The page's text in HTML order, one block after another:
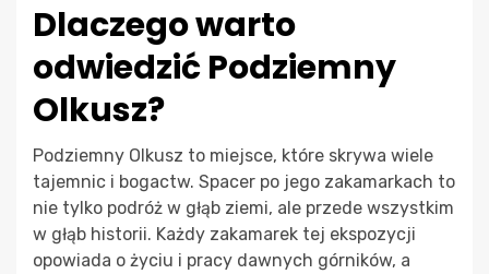
Dlaczego warto
odwiedzić Podziemny
Olkusz?
Podziemny Olkusz to miejsce, które skrywa wiele
tajemnic i bogactw. Spacer po jego zakamarkach to
nie tylko podróż w głąb ziemi, ale przede wszystkim
w głąb historii. Każdy zakamarek tej ekspozycji
opowiada o życiu i pracy dawnych górników, a